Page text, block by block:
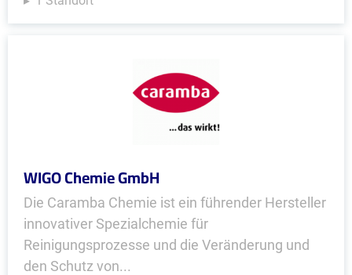
WIGO Chemie GmbH
Die Caramba Chemie ist ein führender Hersteller
innovativer Spezialchemie für
Reinigungsprozesse und die Veränderung und
den Schutz von...